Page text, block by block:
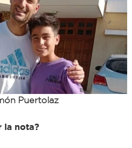
Puertolaz
la nota?